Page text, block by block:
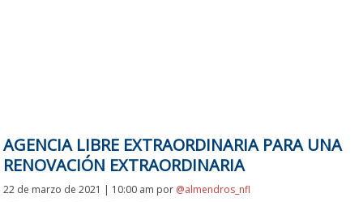
AGENCIA LIBRE EXTRAORDINARIA PARA UNA
RENOVACIÓN EXTRAORDINARIA
22 de marzo de 2021 | 10:00 am por @almendros_nfl